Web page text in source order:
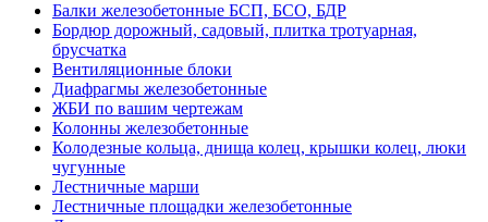
Балки железобетонные БСП, БСО, БДР
Бордюр дорожный, садовый, плитка тротуарная,
брусчатка
Вентиляционные блоки
Диафрагмы железобетонные
ЖБИ по вашим чертежам
Колонны железобетонные
Колодезные кольца, днища колец, крышки колец, люки
чугунные
Лестничные марши
Лестничные площадки железобетонные